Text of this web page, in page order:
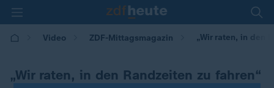
Video ZDF-Mittagsmagazin „Wir raten, in den
„Wir raten, in den Randzeiten zu fahren“